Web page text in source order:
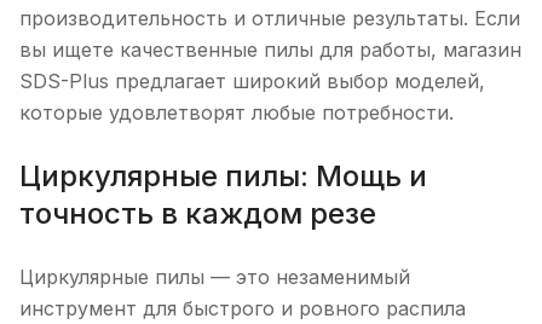
производительность и отличные результаты. Если
вы ищете качественные пилы для работы, магазин
SDS-Plus предлагает широкий выбор моделей,
которые удовлетворят любые потребности.
Циркулярные пилы: Мощь и
точность в каждом резе
Циркулярные пилы — это незаменимый
инструмент для быстрого и ровного распила